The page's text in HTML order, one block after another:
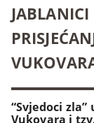
“Svjedoci
Vukovara i